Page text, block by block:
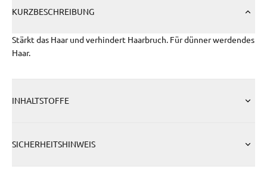
KURZBESCHREIBUNG
Stärkt das Haar und verhindert Haarbruch. Für dünner werdendes
Haar.
INHALTSTOFFE
SICHERHEITSHINWEIS